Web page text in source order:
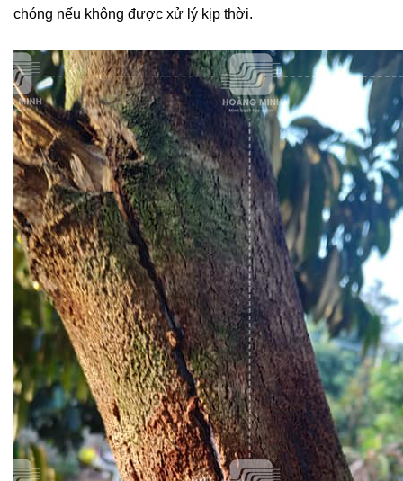
chóng nếu không được xử lý kịp thời.